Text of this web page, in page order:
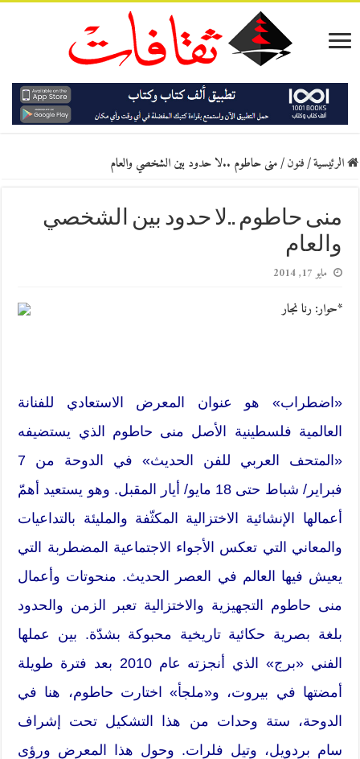
الرئيسية/فنون/منى حاطوم ..لا حدود بين الشخصي والعام
منى حاطوم ..لا حدود بين الشخصي
والعام
مايو 17, 2014
*حوار: رنا نجار
«اضطراب» هو عنوان المعرض الاستعادي للفنانة
العالمية فلسطينية الأصل منى حاطوم الذي يستضيفه
«المتحف العربي للفن الحديث» في الدوحة من 7
فبراير/ شباط حتى 18 مايو/ أيار المقبل. وهو يستعيد أهمّ
أعمالها الإنشائية الاختزالية المكثّفة والمليئة بالتداعيات
والمعاني التي تعكس الأجواء الاجتماعية المضطربة التي
يعيش فيها العالم في العصر الحديث. منحوتات وأعمال
منى حاطوم التجهيزية والاختزالية تعبر الزمن والحدود
بلغة بصرية حكائية تاريخية محبوكة بشدّة. بين عملها
الفني «برج» الذي أنجزته عام 2010 بعد فترة طويلة
أمضتها في بيروت، و«ملجأ» اختارت حاطوم، هنا في
الدوحة، ستة وحدات من هذا التشكيل تحت إشراف
سام بردويل، وتيل فلرات. وحول هذا المعرض ورؤى